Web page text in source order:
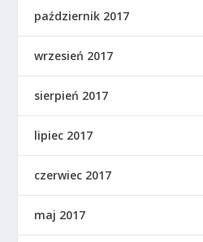
październik 2017
wrzesień 2017
sierpień 2017
lipiec 2017
czerwiec 2017
maj 2017